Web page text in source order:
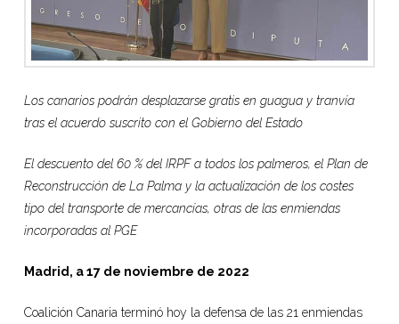
Los canarios podrán desplazarse gratis en guagua y tranvía
tras el acuerdo suscrito con el Gobierno del Estado
El descuento del 60 % del IRPF a todos los palmeros, el Plan de
Reconstrucción de La Palma y la actualización de los costes
tipo del transporte de mercancías, otras de las enmiendas
incorporadas al PGE
Madrid, a 17 de noviembre de 2022
Coalición Canaria terminó hoy la defensa de las 21 enmiendas